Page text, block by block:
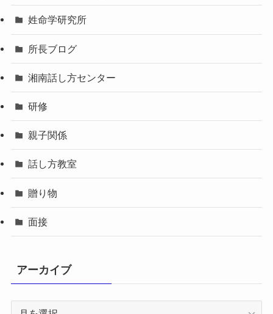
姓命学研究所
所長ブログ
湘南話し方センター
研修
親子関係
話し方教室
贈り物
面接
アーカイブ